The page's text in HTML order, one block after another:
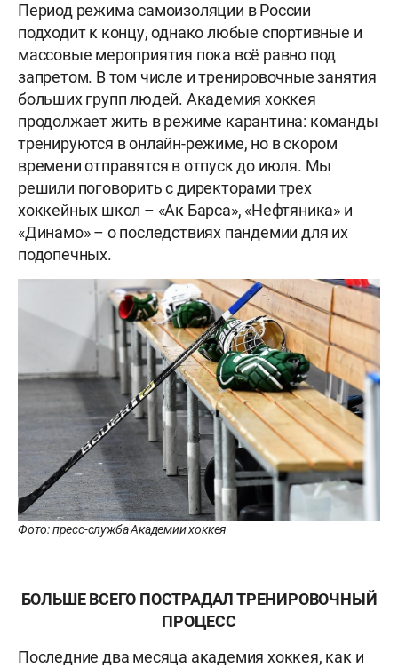
Период режима самоизоляции в России
подходит к концу, однако любые спортивные и
массовые мероприятия пока всё равно под
запретом. В том числе и тренировочные занятия
больших групп людей. Академия хоккея
продолжает жить в режиме карантина: команды
тренируются в онлайн-режиме, но в скором
времени отправятся в отпуск до июля. Мы
решили поговорить с директорами трех
хоккейных школ – «Ак Барса», «Нефтяника» и
«Динамо» – о последствиях пандемии для их
подопечных.
Фото: пресс-служба Академии хоккея
БОЛЬШЕ ВСЕГО ПОСТРАДАЛ ТРЕНИРОВОЧНЫЙ
ПРОЦЕСС
Последние два месяца академия хоккея, как и